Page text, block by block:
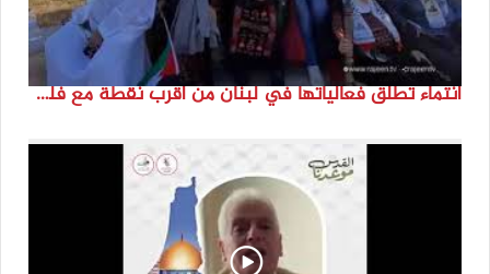
انتماء تطلق فعالياتها في لبنان من أقرب نقطة مع فلسطين المحتلة في ذكرى النكبة_74تقرير: جنى شحرور